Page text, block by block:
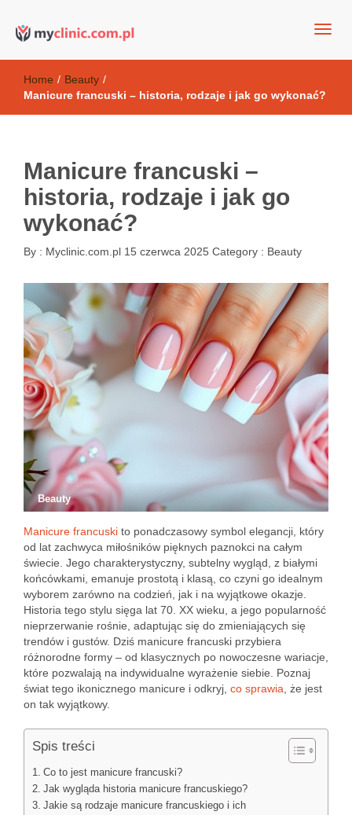
Kosmetyki antyoksydacyjne
Home / Beauty /
Manicure francuski – historia, rodzaje i jak go wykonać?
Manicure francuski –
historia, rodzaje i jak go
wykonać?
By : Myclinic.com.pl 15 czerwca 2025 Category : Beauty
Beauty
Manicure francuski to ponadczasowy symbol elegancji, który
od lat zachwyca miłośników pięknych paznokci na całym
świecie. Jego charakterystyczny, subtelny wygląd, z białymi
końcówkami, emanuje prostotą i klasą, co czyni go idealnym
wyborem zarówno na codzień, jak i na wyjątkowe okazje.
Historia tego stylu sięga lat 70. XX wieku, a jego popularność
nieprzerwanie rośnie, adaptując się do zmieniających się
trendów i gustów. Dziś manicure francuski przybiera
różnorodne formy – od klasycznych po nowoczesne wariacje,
które pozwalają na indywidualne wyrażenie siebie. Poznaj
świat tego ikonicznego manicure i odkryj, co sprawia , że jest
on tak wyjątkowy.
Spis treści
Co to jest manicure francuski?
Jak wygląda historia manicure francuskiego?
Jakie są rodzaje manicure francuskiego i ich